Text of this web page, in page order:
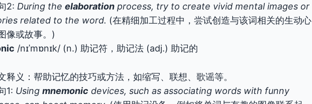
2: During the elaboration process, try to create vivid mental images or
related to the word. (在精细加工过程中，尝试创造与该词相关的生动心
像或故事。)
/nɪˈmɒnɪk/ (n.) 助记符，助记法 (adj.) 助记的
释义：帮助记忆的技巧或方法，如缩写、联想、歌谣等。
1: Using mnemonic devices, such as associating words with funny